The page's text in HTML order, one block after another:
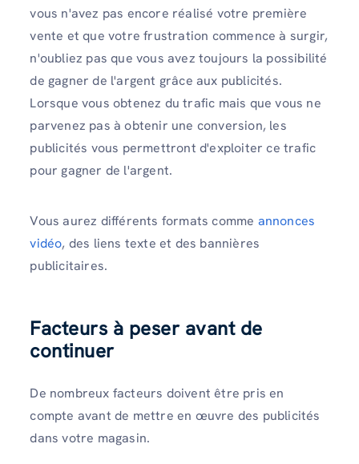
vous n'avez pas encore réalisé votre première
vente et que votre frustration commence à surgir,
n'oubliez pas que vous avez toujours la possibilité
de gagner de l'argent grâce aux publicités.
Lorsque vous obtenez du trafic mais que vous ne
parvenez pas à obtenir une conversion, les
publicités vous permettront d'exploiter ce trafic
pour gagner de l'argent.
Vous aurez différents formats comme annonces
vidéo, des liens texte et des bannières
publicitaires.
Facteurs à peser avant de
continuer
De nombreux facteurs doivent être pris en
compte avant de mettre en œuvre des publicités
dans votre magasin.